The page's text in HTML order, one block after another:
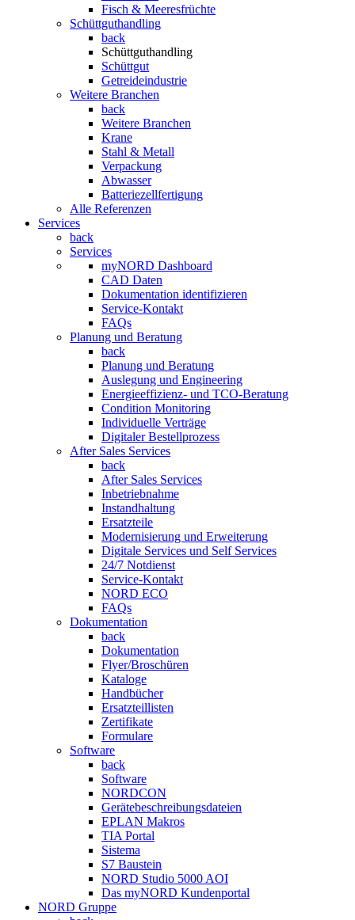
Fisch & Meeresfrüchte
Schüttguthandling
back
Schüttguthandling
Schüttgut
Getreideindustrie
Weitere Branchen
back
Weitere Branchen
Krane
Stahl & Metall
Verpackung
Abwasser
Batteriezellfertigung
Alle Referenzen
Services
back
Services
myNORD Dashboard
CAD Daten
Dokumentation identifizieren
Service-Kontakt
FAQs
Planung und Beratung
back
Planung und Beratung
Auslegung und Engineering
Energieeffizienz- und TCO-Beratung
Condition Monitoring
Individuelle Verträge
Digitaler Bestellprozess
After Sales Services
back
After Sales Services
Inbetriebnahme
Instandhaltung
Ersatzteile
Modernisierung und Erweiterung
Digitale Services und Self Services
24/7 Notdienst
Service-Kontakt
NORD ECO
FAQs
Dokumentation
back
Dokumentation
Flyer/Broschüren
Kataloge
Handbücher
Ersatzteillisten
Zertifikate
Formulare
Software
back
Software
NORDCON
Gerätebeschreibungsdateien
EPLAN Makros
TIA Portal
Sistema
S7 Baustein
NORD Studio 5000 AOI
Das myNORD Kundenportal
NORD Gruppe